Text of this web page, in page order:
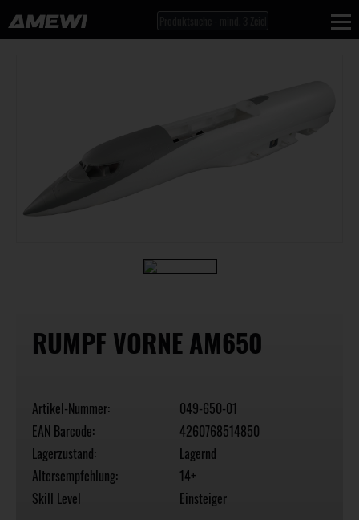
RUMPF VORNE AM650
Artikel-Nummer:
049-650-01
EAN Barcode:
4260768514850
Lagerzustand:
Lagernd
Altersempfehlung:
14+
Skill Level
Einsteiger